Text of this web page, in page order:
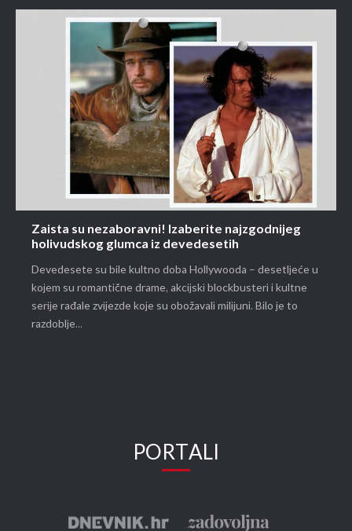
Zaista su nezaboravni! Izaberite najzgodnijeg
holivudskog glumca iz devedesetih
Devedesete su bile kultno doba Hollywooda – desetljeće u
kojem su romantične drame, akcijski blockbusteri i kultne
serije rađale zvijezde koje su obožavali milijuni. Bilo je to
razdoblje...
PORTALI